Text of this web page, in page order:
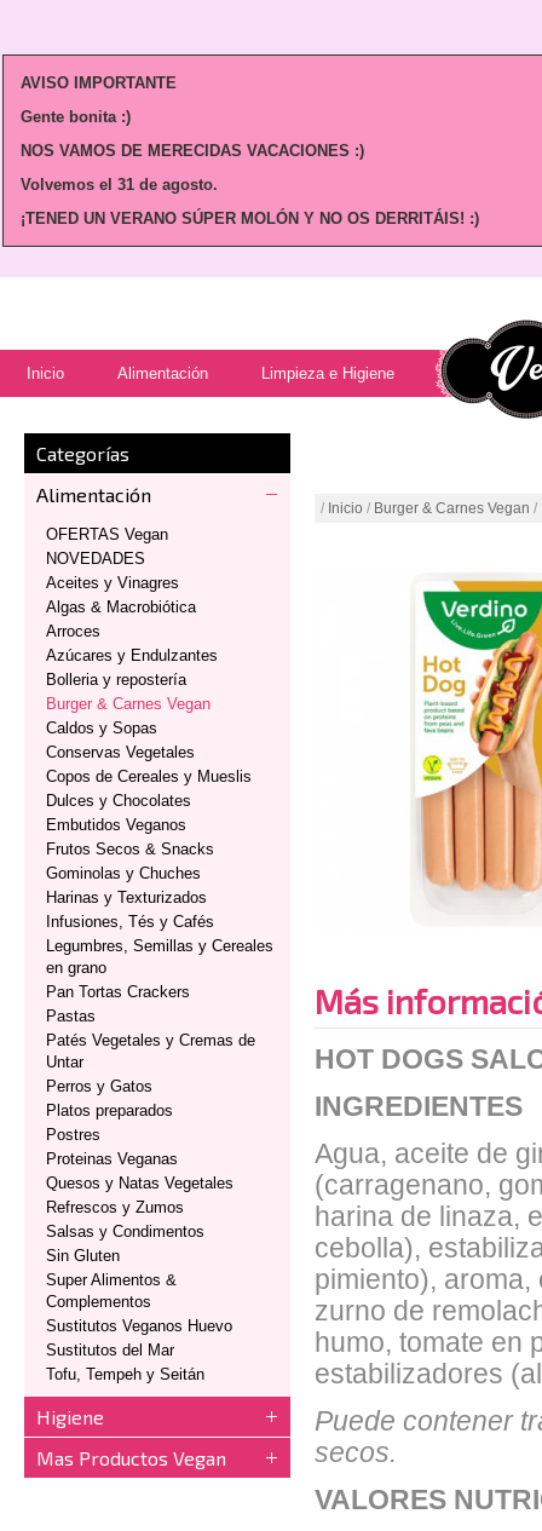
AVISO IMPORTANTE
Gente bonita :)
NOS VAMOS DE MERECIDAS VACACIONES :)
Volvemos el 31 de agosto.
¡TENED UN VERANO SÚPER MOLÓN Y NO OS DERRITÁIS! :)
Inicio Alimentación Limpieza e Higiene
Categorías
Alimentación
OFERTAS Vegan
NOVEDADES
Aceites y Vinagres
Algas & Macrobiótica
Arroces
Azúcares y Endulzantes
Bolleria y repostería
Burger & Carnes Vegan
Caldos y Sopas
Conservas Vegetales
Copos de Cereales y Mueslis
Dulces y Chocolates
Embutidos Veganos
Frutos Secos & Snacks
Gominolas y Chuches
Harinas y Texturizados
Infusiones, Tés y Cafés
Legumbres, Semillas y Cereales
en grano
Pan Tortas Crackers
Pastas
Patés Vegetales y Cremas de
Untar
Perros y Gatos
Platos preparados
Postres
Proteinas Veganas
Quesos y Natas Vegetales
Refrescos y Zumos
Salsas y Condimentos
Sin Gluten
Super Alimentos &
Complementos
Sustitutos Veganos Huevo
Sustitutos del Mar
Tofu, Tempeh y Seitán
Higiene
Mas Productos Vegan
/ Inicio / Burger & Carnes Vegan /
Más
HOT DOGS
INGREDIENTES
Agua, aceite de
(carragenano,
harina de linaza,
cebolla),
pimiento),
zurno de
humo, tomate en
estabilizadores
Puede contener
secos.
VALORES